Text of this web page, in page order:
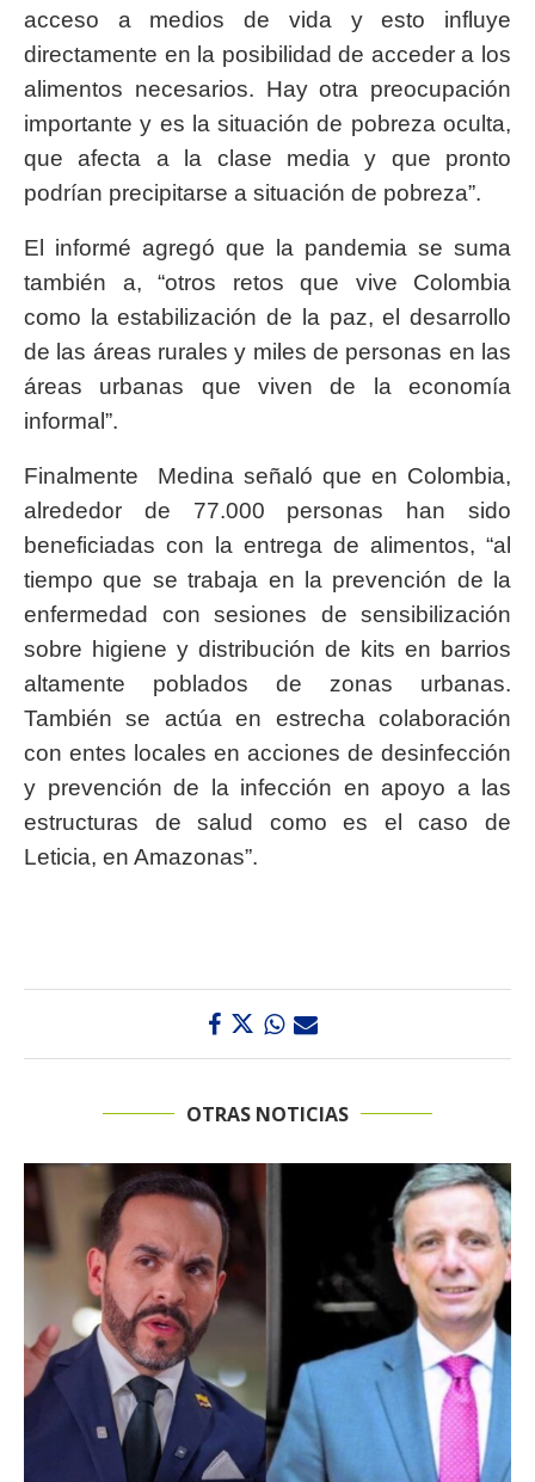
acceso a medios de vida y esto influye
directamente en la posibilidad de acceder a los
alimentos necesarios. Hay otra preocupación
importante y es la situación de pobreza oculta,
que afecta a la clase media y que pronto
podrían precipitarse a situación de pobreza”.
El informé agregó que la pandemia se suma
también a, “otros retos que vive Colombia
como la estabilización de la paz, el desarrollo
de las áreas rurales y miles de personas en las
áreas urbanas que viven de la economía
informal”.
Finalmente Medina señaló que en Colombia,
alrededor de 77.000 personas han sido
beneficiadas con la entrega de alimentos, “al
tiempo que se trabaja en la prevención de la
enfermedad con sesiones de sensibilización
sobre higiene y distribución de kits en barrios
altamente poblados de zonas urbanas.
También se actúa en estrecha colaboración
con entes locales en acciones de desinfección
y prevención de la infección en apoyo a las
estructuras de salud como es el caso de
Leticia, en Amazonas”.
OTRAS NOTICIAS